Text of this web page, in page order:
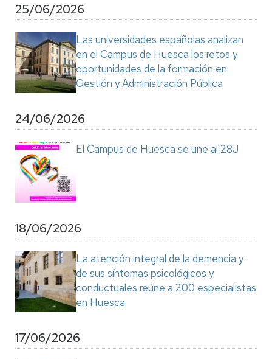
25/06/2026
Las universidades españolas analizan
en el Campus de Huesca los retos y
oportunidades de la formación en
Gestión y Administración Pública
24/06/2026
El Campus de Huesca se une al 28J
18/06/2026
La atención integral de la demencia y
de sus síntomas psicológicos y
conductuales reúne a 200 especialistas
en Huesca
17/06/2026